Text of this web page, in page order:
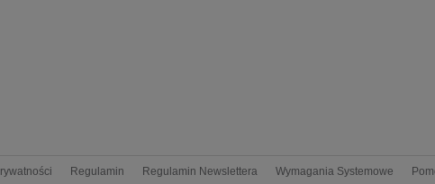
Regulamin Regulamin Newslettera Wymagania Systemowe